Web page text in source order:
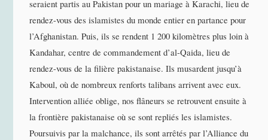
seraient partis au Pakistan pour un mariage à Karachi, lieu de
rendez-vous des islamistes du monde entier en partance pour
l’Afghanistan. Puis, ils se rendent 1 200 kilomètres plus loin à
Kandahar, centre de commandement d’al-Qaida, lieu de
rendez-vous de la filière pakistanaise. Ils musardent jusqu’à
Kaboul, où de nombreux renforts talibans arrivent avec eux.
Intervention alliée oblige, nos flâneurs se retrouvent ensuite à
la frontière pakistanaise où se sont repliés les islamistes.
Poursuivis par la malchance, ils sont arrêtés par l’Alliance du